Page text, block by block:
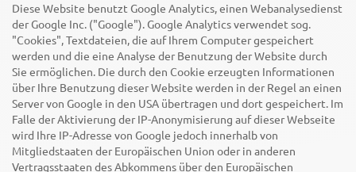
Diese Website benutzt Google Analytics, einen Webanalysedienst
der Google Inc. ("Google"). Google Analytics verwendet sog.
"Cookies", Textdateien, die auf Ihrem Computer gespeichert
werden und die eine Analyse der Benutzung der Website durch
Sie ermöglichen. Die durch den Cookie erzeugten Informationen
über Ihre Benutzung dieser Website werden in der Regel an einen
Server von Google in den USA übertragen und dort gespeichert. Im
Falle der Aktivierung der IP-Anonymisierung auf dieser Webseite
wird Ihre IP-Adresse von Google jedoch innerhalb von
Mitgliedstaaten der Europäischen Union oder in anderen
Vertragsstaaten des Abkommens über den Europäischen